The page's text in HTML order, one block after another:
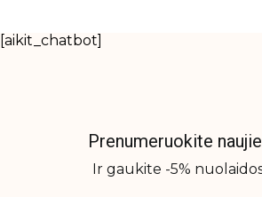
[aikit_chatbot]
Prenumeruokite
Ir gaukite -5%